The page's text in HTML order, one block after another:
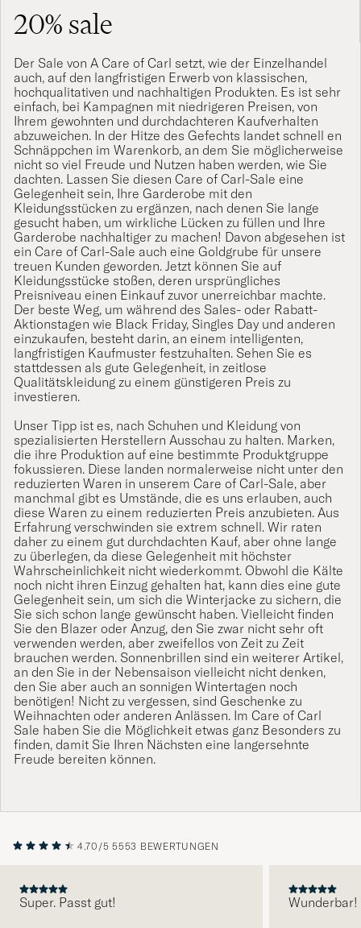
20% sale
Der Sale von A Care of Carl setzt, wie der Einzelhandel
auch, auf den langfristigen Erwerb von klassischen,
hochqualitativen und nachhaltigen Produkten. Es ist sehr
einfach, bei Kampagnen mit niedrigeren Preisen, von
Ihrem gewohnten und durchdachteren Kaufverhalten
abzuweichen. In der Hitze des Gefechts landet schnell en
Schnäppchen im Warenkorb, an dem Sie möglicherweise
nicht so viel Freude und Nutzen haben werden, wie Sie
dachten. Lassen Sie diesen Care of Carl-Sale eine
Gelegenheit sein, Ihre Garderobe mit den
Kleidungsstücken zu ergänzen, nach denen Sie lange
gesucht haben, um wirkliche Lücken zu füllen und Ihre
Garderobe nachhaltiger zu machen! Davon abgesehen ist
ein Care of Carl-Sale auch eine Goldgrube für unsere
treuen Kunden geworden. Jetzt können Sie auf
Kleidungsstücke stoßen, deren ursprüngliches
Preisniveau einen Einkauf zuvor unerreichbar machte.
Der beste Weg, um während des Sales- oder Rabatt-
Aktionstagen wie Black Friday, Singles Day und anderen
einzukaufen, besteht darin, an einem intelligenten,
langfristigen Kaufmuster festzuhalten. Sehen Sie es
stattdessen als gute Gelegenheit, in zeitlose
Qualitätskleidung zu einem günstigeren Preis zu
investieren.
Unser Tipp ist es, nach Schuhen und Kleidung von
spezialisierten Herstellern Ausschau zu halten. Marken,
die ihre Produktion auf eine bestimmte Produktgruppe
fokussieren. Diese landen normalerweise nicht unter den
reduzierten Waren in unserem Care of Carl-Sale, aber
manchmal gibt es Umstände, die es uns erlauben, auch
diese Waren zu einem reduzierten Preis anzubieten. Aus
Erfahrung verschwinden sie extrem schnell. Wir raten
daher zu einem gut durchdachten Kauf, aber ohne lange
zu überlegen, da diese Gelegenheit mit höchster
Wahrscheinlichkeit nicht wiederkommt. Obwohl die Kälte
noch nicht ihren Einzug gehalten hat, kann dies eine gute
Gelegenheit sein, um sich die Winterjacke zu sichern, die
Sie sich schon lange gewünscht haben. Vielleicht finden
Sie den Blazer oder Anzug, den Sie zwar nicht sehr oft
verwenden werden, aber zweifellos von Zeit zu Zeit
brauchen werden. Sonnenbrillen sind ein weiterer Artikel,
an den Sie in der Nebensaison vielleicht nicht denken,
den Sie aber auch an sonnigen Wintertagen noch
benötigen! Nicht zu vergessen, sind Geschenke zu
Weihnachten oder anderen Anlässen. Im Care of Carl
Sale haben Sie die Möglichkeit etwas ganz Besonders zu
finden, damit Sie Ihren Nächsten eine langersehnte
Freude bereiten können.
4.70/5 5553 BEWERTUNGEN
Super. Passt gut! Wunderbar!